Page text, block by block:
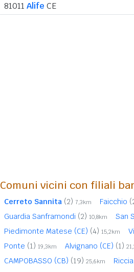
81011 Alife CE
Comuni vicini con filiali
Cerreto Sannita (2) 7,3km Faicchio
Guardia Sanframondi (2) 10,8km San
Piedimonte Matese (CE) (4) 15,2km
Ponte (1) 19,3km Alvignano (CE) (1)
CAMPOBASSO (CB) (19) 25,6km